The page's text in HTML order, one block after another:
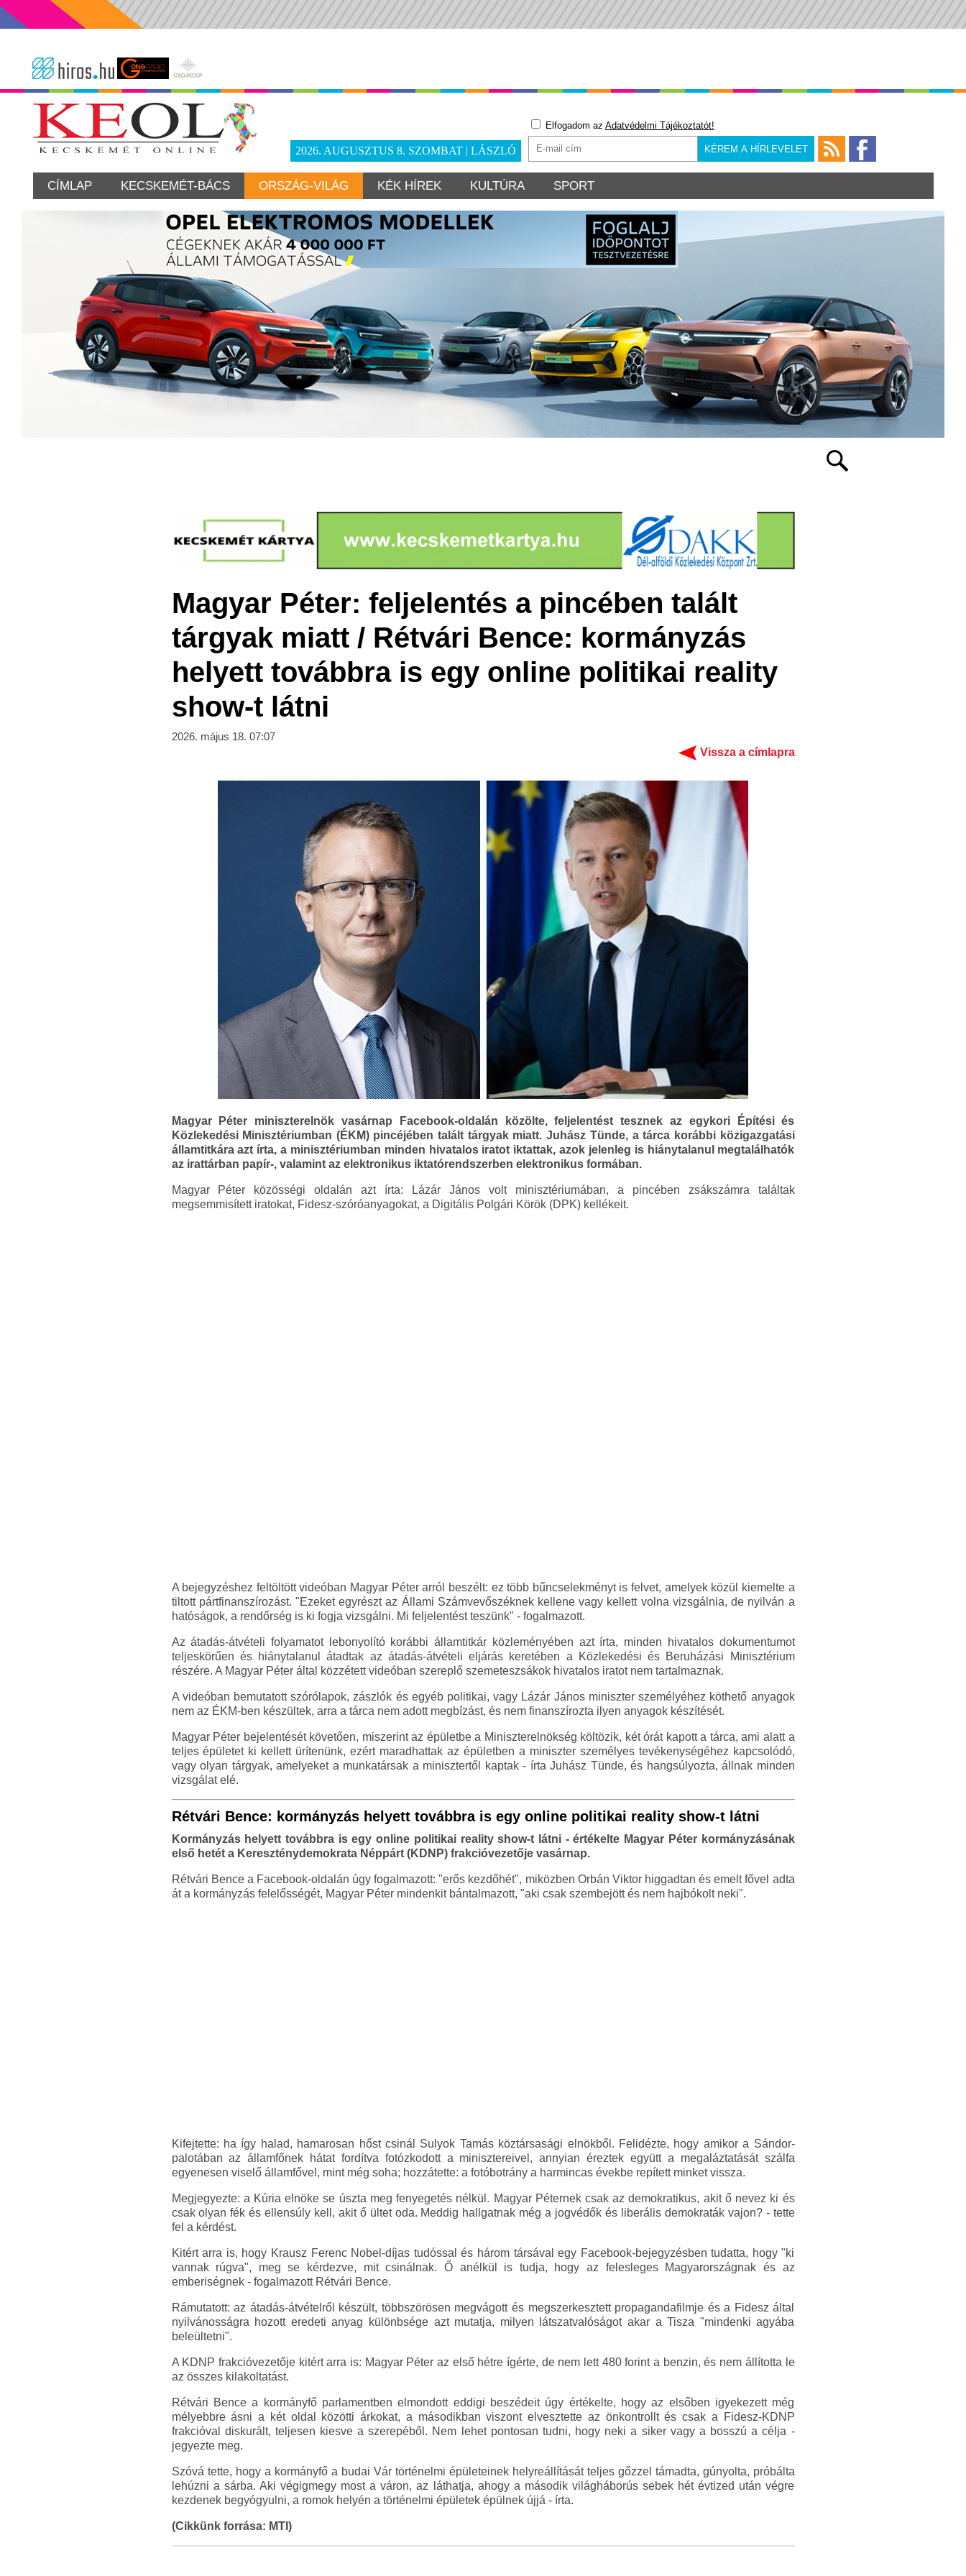
2026. AUGUSZTUS 8. SZOMBAT | LÁSZLÓ
Elfogadom az Adatvédelmi Tájékoztatót!
CÍMLAP KECSKEMÉT-BÁCS ORSZÁG-VILÁG KÉK HÍREK KULTÚRA SPORT
Magyar Péter: feljelentés a pincében talált
tárgyak miatt / Rétvári Bence: kormányzás
helyett továbbra is egy online politikai reality
show-t látni
2026. május 18. 07:07
Vissza a címlapra
Magyar Péter miniszterelnök vasárnap Facebook-oldalán közölte, feljelentést tesznek az egykori Építési és
Közlekedési Minisztériumban (ÉKM) pincéjében talált tárgyak miatt. Juhász Tünde, a tárca korábbi közigazgatási
államtitkára azt írta, a minisztériumban minden hivatalos iratot iktattak, azok jelenleg is hiánytalanul megtalálhatók
az irattárban papír-, valamint az elektronikus iktatórendszerben elektronikus formában.
Magyar Péter közösségi oldalán azt írta: Lázár János volt minisztériumában, a pincében zsákszámra találtak
megsemmisített iratokat, Fidesz-szóróanyagokat, a Digitális Polgári Körök (DPK) kellékeit.
A bejegyzéshez feltöltött videóban Magyar Péter arról beszélt: ez több bűncselekményt is felvet, amelyek közül kiemelte a
tiltott pártfinanszírozást. "Ezeket egyrészt az Állami Számvevőszéknek kellene vagy kellett volna vizsgálnia, de nyilván a
hatóságok, a rendőrség is ki fogja vizsgálni. Mi feljelentést teszünk" - fogalmazott.
Az átadás-átvételi folyamatot lebonyolító korábbi államtitkár közleményében azt írta, minden hivatalos dokumentumot
teljeskörűen és hiánytalanul átadtak az átadás-átvételi eljárás keretében a Közlekedési és Beruházási Minisztérium
részére. A Magyar Péter által közzétett videóban szereplő szemeteszsákok hivatalos iratot nem tartalmaznak.
A videóban bemutatott szórólapok, zászlók és egyéb politikai, vagy Lázár János miniszter személyéhez köthető anyagok
nem az ÉKM-ben készültek, arra a tárca nem adott megbízást, és nem finanszírozta ilyen anyagok készítését.
Magyar Péter bejelentését követően, miszerint az épületbe a Miniszterelnökség költözik, két órát kapott a tárca, ami alatt a
teljes épületet ki kellett ürítenünk, ezért maradhattak az épületben a miniszter személyes tevékenységéhez kapcsolódó,
vagy olyan tárgyak, amelyeket a munkatársak a minisztertől kaptak - írta Juhász Tünde, és hangsúlyozta, állnak minden
vizsgálat elé.
Rétvári Bence: kormányzás helyett továbbra is egy online politikai reality show-t látni
Kormányzás helyett továbbra is egy online politikai reality show-t látni - értékelte Magyar Péter kormányzásának
első hetét a Kereszténydemokrata Néppárt (KDNP) frakcióvezetője vasárnap.
Rétvári Bence a Facebook-oldalán úgy fogalmazott: "erős kezdőhét", miközben Orbán Viktor higgadtan és emelt fővel adta
át a kormányzás felelősségét, Magyar Péter mindenkit bántalmazott, "aki csak szembejött és nem hajbókolt neki".
Kifejtette: ha így halad, hamarosan hőst csinál Sulyok Tamás köztársasági elnökből. Felidézte, hogy amikor a Sándor-
palotában az államfőnek hátat fordítva fotózkodott a minisztereivel, annyian éreztek együtt a megaláztatását szálfa
egyenesen viselő államfővel, mint még soha; hozzátette: a fotóbotrány a harmincas évekbe repített minket vissza.
Megjegyezte: a Kúria elnöke se úszta meg fenyegetés nélkül. Magyar Péternek csak az demokratikus, akit ő nevez ki és
csak olyan fék és ellensúly kell, akit ő ültet oda. Meddig hallgatnak még a jogvédők és liberális demokraták vajon? - tette
fel a kérdést.
Kitért arra is, hogy Krausz Ferenc Nobel-díjas tudóssal és három társával egy Facebook-bejegyzésben tudatta, hogy "ki
vannak rúgva", meg se kérdezve, mit csinálnak. Ő anélkül is tudja, hogy az felesleges Magyarországnak és az
emberiségnek - fogalmazott Rétvári Bence.
Rámutatott: az átadás-átvételről készült, többszörösen megvágott és megszerkesztett propagandafilmje és a Fidesz által
nyilvánosságra hozott eredeti anyag különbsége azt mutatja, milyen látszatvalóságot akar a Tisza "mindenki agyába
beleültetni".
A KDNP frakcióvezetője kitért arra is: Magyar Péter az első hétre ígérte, de nem lett 480 forint a benzin, és nem állította le
az összes kilakoltatást.
Rétvári Bence a kormányfő parlamentben elmondott eddigi beszédeit úgy értékelte, hogy az elsőben igyekezett még
mélyebbre ásni a két oldal közötti árkokat, a másodikban viszont elvesztette az önkontrollt és csak a Fidesz-KDNP
frakcióval diskurált, teljesen kiesve a szerepéből. Nem lehet pontosan tudni, hogy neki a siker vagy a bosszú a célja -
jegyezte meg.
Szóvá tette, hogy a kormányfő a budai Vár történelmi épületeinek helyreállítását teljes gőzzel támadta, gúnyolta, próbálta
lehúzni a sárba. Aki végigmegy most a váron, az láthatja, ahogy a második világháborús sebek hét évtized után végre
kezdenek begyógyulni, a romok helyén a történelmi épületek épülnek újjá - írta.
(Cikkünk forrása: MTI)